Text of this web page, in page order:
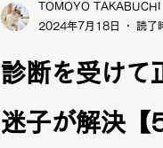
診断を受けて
迷子が解決【
TOMOYO TAKABUCHI
2024年7月18日
読了